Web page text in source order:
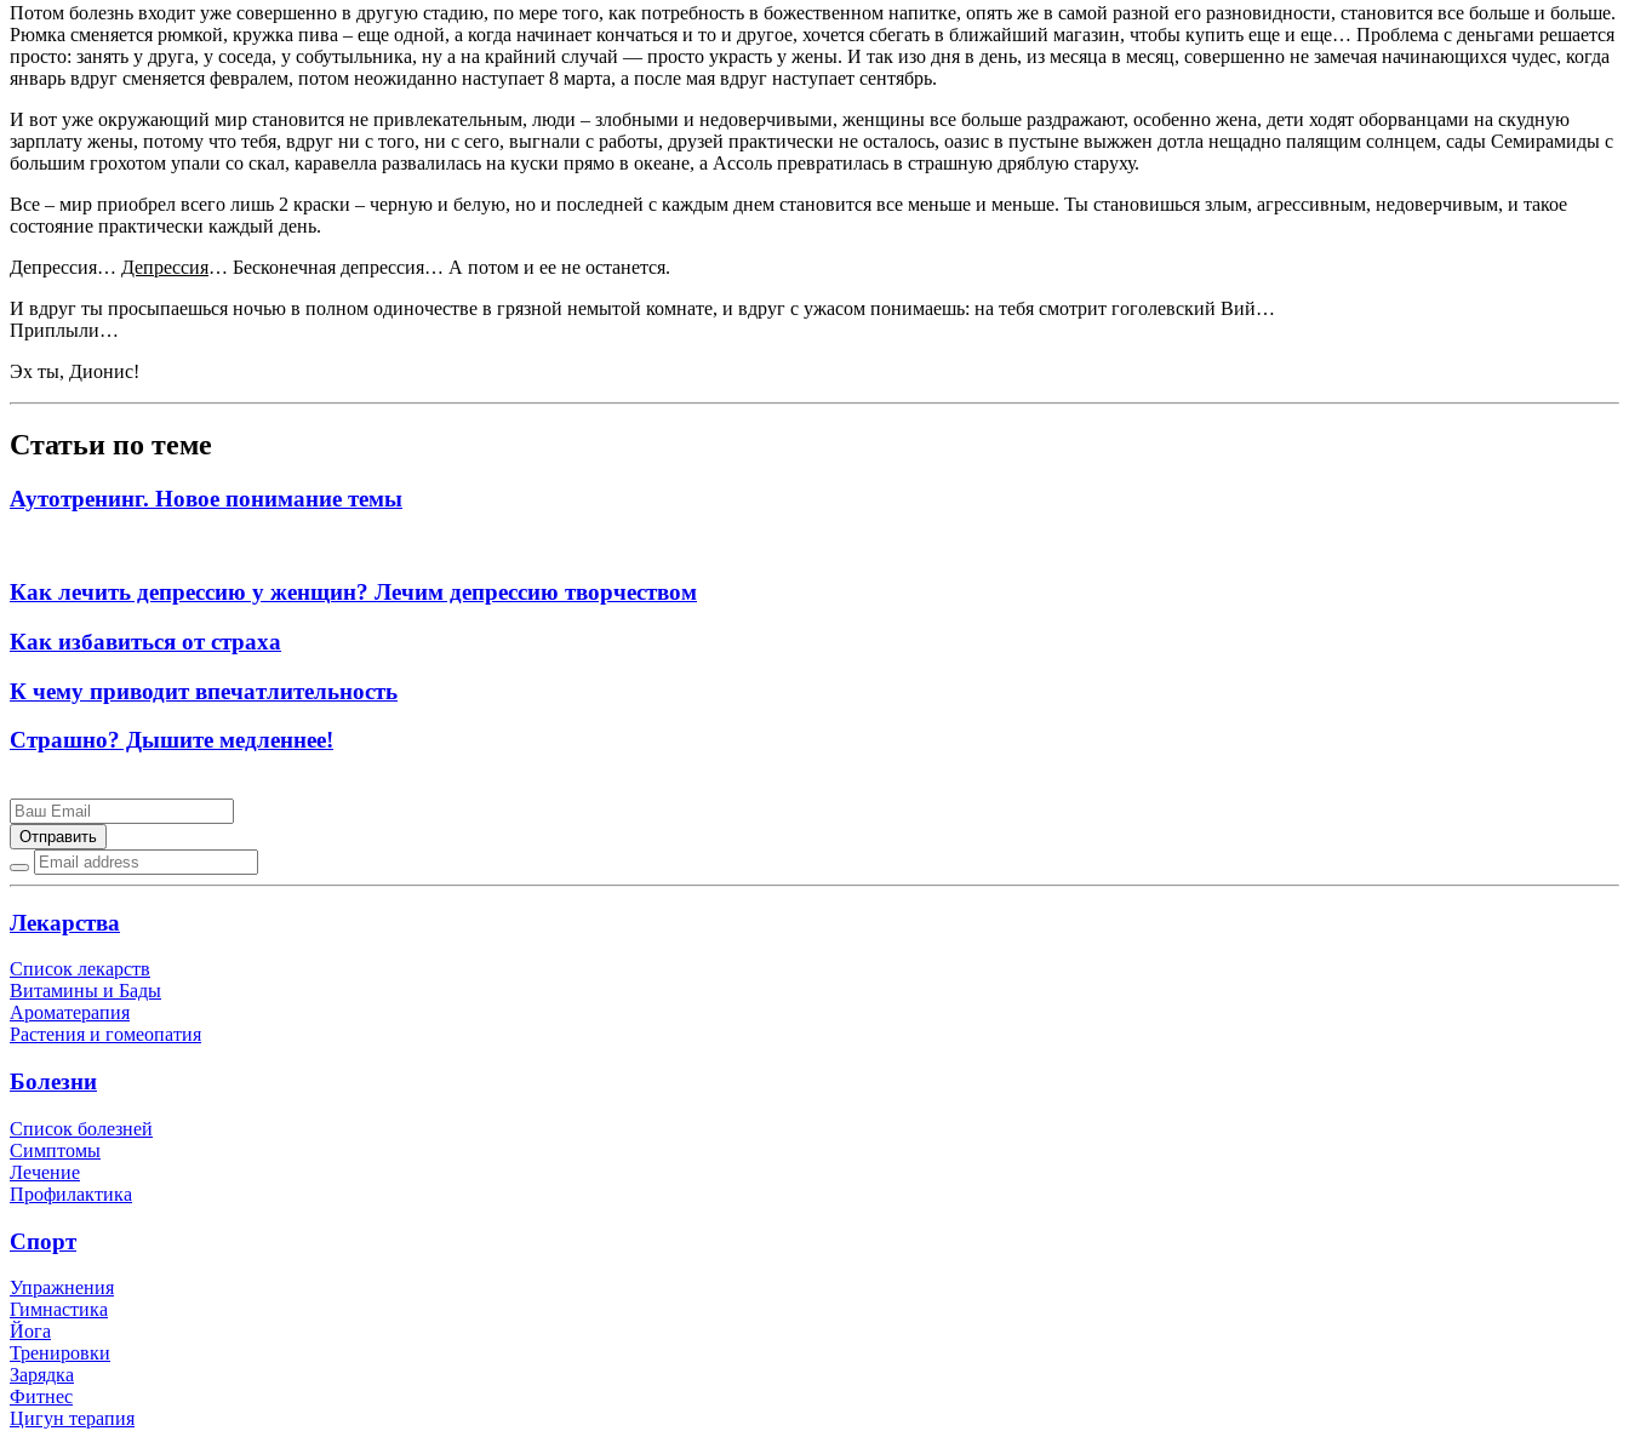
Потом болезнь входит уже совершенно в другую стадию, по мере того, как потребность в божественном напитке, опять же в самой разной его разновидности, становится все больше и больше.
Рюмка сменяется рюмкой, кружка пива – еще одной, а когда начинает кончаться и то и другое, хочется сбегать в ближайший магазин, чтобы купить еще и еще… Проблема с деньгами решается
просто: занять у друга, у соседа, у собутыльника, ну а на крайний случай — просто украсть у жены. И так изо дня в день, из месяца в месяц, совершенно не замечая начинающихся чудес, когда
январь вдруг сменяется февралем, потом неожиданно наступает 8 марта, а после мая вдруг наступает сентябрь.
И вот уже окружающий мир становится не привлекательным, люди – злобными и недоверчивыми, женщины все больше раздражают, особенно жена, дети ходят оборванцами на скудную
зарплату жены, потому что тебя, вдруг ни с того, ни с сего, выгнали с работы, друзей практически не осталось, оазис в пустыне выжжен дотла нещадно палящим солнцем, сады Семирамиды с
большим грохотом упали со скал, каравелла развалилась на куски прямо в океане, а Ассоль превратилась в страшную дряблую старуху.
Все – мир приобрел всего лишь 2 краски – черную и белую, но и последней с каждым днем становится все меньше и меньше. Ты становишься злым, агрессивным, недоверчивым, и такое
состояние практически каждый день.
Депрессия… Депрессия… Бесконечная депрессия… А потом и ее не останется.
И вдруг ты просыпаешься ночью в полном одиночестве в грязной немытой комнате, и вдруг с ужасом понимаешь: на тебя смотрит гоголевский Вий…
Приплыли…
Эх ты, Дионис!
Статьи по теме
Аутотренинг. Новое понимание темы
Как лечить депрессию у женщин? Лечим депрессию творчеством
Как избавиться от страха
К чему приводит впечатлительность
Страшно? Дышите медленнее!
Отправить
Лекарства
Список лекарств
Витамины и Бады
Ароматерапия
Растения и гомеопатия
Болезни
Список болезней
Симптомы
Лечение
Профилактика
Спорт
Упражнения
Гимнастика
Йога
Тренировки
Зарядка
Фитнес
Цигун терапия